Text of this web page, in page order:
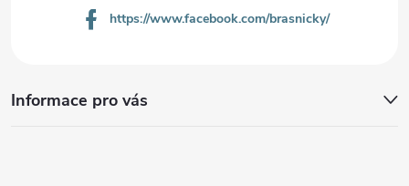
https://www.facebook.com/brasnicky/
Informace pro vás